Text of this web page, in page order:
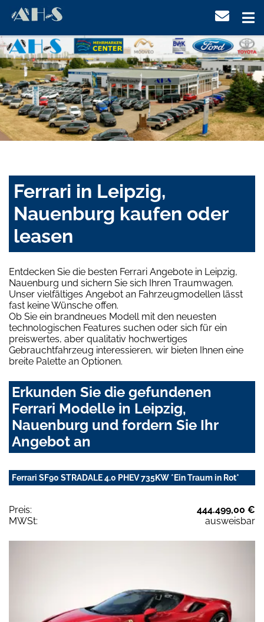
Ferrari in Leipzig,
Nauenburg kaufen oder
leasen
Entdecken Sie die besten Ferrari Angebote in Leipzig,
Nauenburg und sichern Sie sich Ihren Traumwagen.
Unser vielfältiges Angebot an Fahrzeugmodellen lässt
fast keine Wünsche offen.
Ob Sie ein brandneues Modell mit den neuesten
technologischen Features suchen oder sich für ein
preiswertes, aber qualitativ hochwertiges
Gebrauchtfahrzeug interessieren, wir bieten Ihnen eine
breite Palette an Optionen.
Erkunden Sie die gefundenen
Ferrari Modelle in Leipzig,
Nauenburg und fordern Sie Ihr
Angebot an
Ferrari SF90 STRADALE 4.0 PHEV 735KW *Ein Traum in Rot*
Preis:
444.499,00 €
MWSt:
ausweisbar